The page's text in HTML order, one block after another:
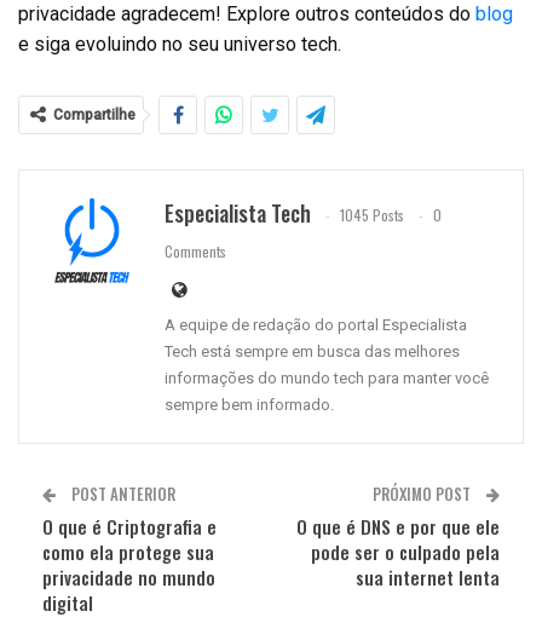
privacidade agradecem! Explore outros conteúdos do blog
e siga evoluindo no seu universo tech.
Compartilhe
Especialista Tech 1045 Posts
0
Comments
A equipe de redação do portal Especialista
Tech está sempre em busca das melhores
informações do mundo tech para manter você
sempre bem informado.
POST ANTERIOR
O que é Criptografia e
como ela protege sua
privacidade no mundo
digital
PRÓXIMO POST
O que é DNS e por que ele
pode ser o culpado pela
sua internet lenta